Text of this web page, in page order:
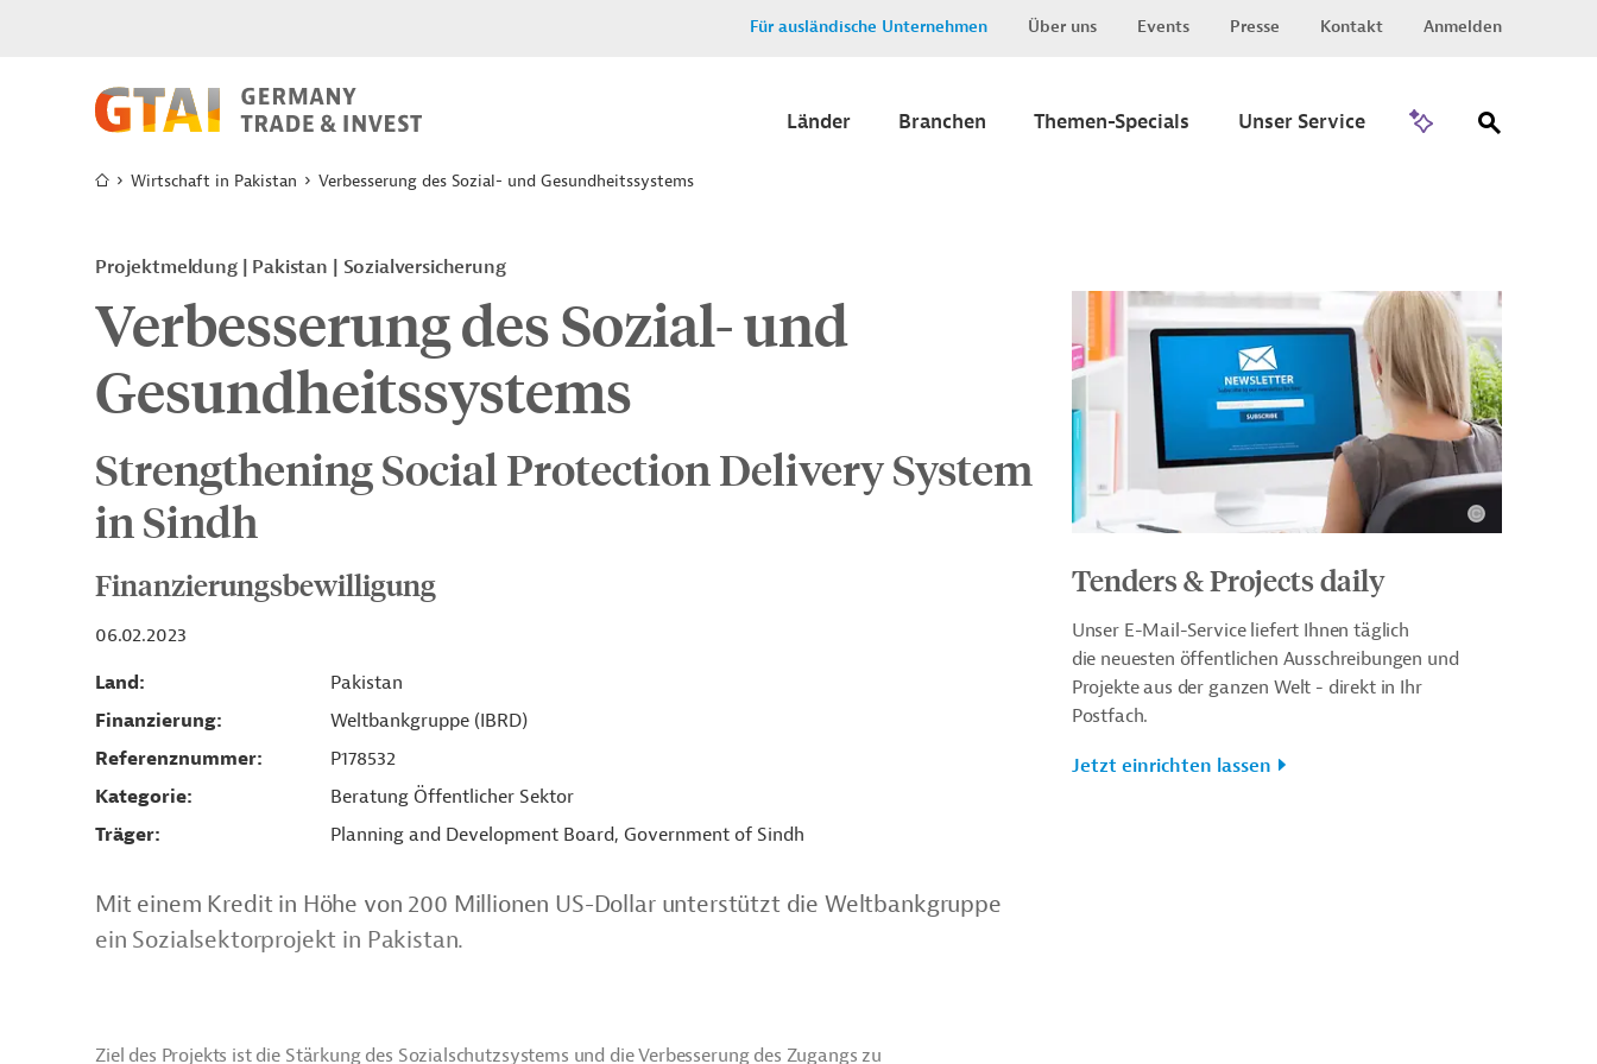
Für ausländische Unternehmen Über uns Events Presse Kontakt Anmelden
Länder Branchen Themen-Specials Unser Service
Wirtschaft in Pakistan Verbesserung des Sozial- und Gesundheitssystems
Projektmeldung Pakistan Sozialversicherung
Verbesserung des Sozial- und
Gesundheitssystems
Strengthening Social Protection Delivery System
in Sindh
Finanzierungsbewilligung
06.02.2023
Land
Pakistan
Finanzierung
Weltbankgruppe (IBRD)
Referenznummer
P178532
Kategorie
Beratung Öffentlicher Sektor
Träger
Planning and Development Board, Government of Sindh
Mit einem Kredit in Höhe von 200 Millionen US-Dollar unterstützt die Weltbankgruppe
ein Sozialsektorprojekt in Pakistan.
Ziel des Projekts ist die Stärkung des Sozialschutzsystems und die Verbesserung des Zugangs zu
Tenders & Projects daily
Unser E-Mail-Service liefert Ihnen täglich
die neuesten öffentlichen Ausschreibungen und
Projekte aus der ganzen Welt - direkt in Ihr
Postfach.
Jetzt einrichten lassen